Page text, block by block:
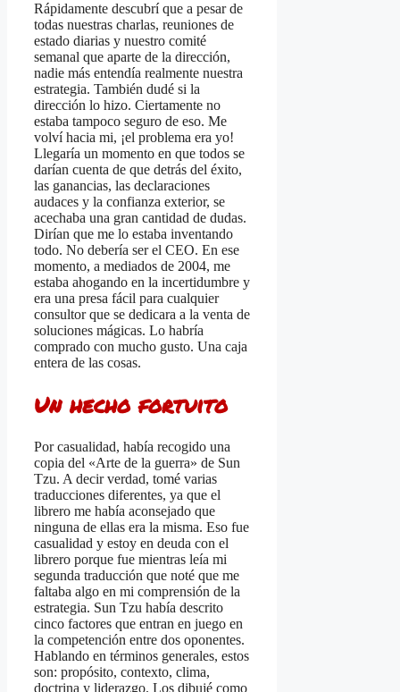
Rápidamente descubrí que a pesar de
todas nuestras charlas, reuniones de
estado diarias y nuestro comité
semanal que aparte de la dirección,
nadie más entendía realmente nuestra
estrategia. También dudé si la
dirección lo hizo. Ciertamente no
estaba tampoco seguro de eso. Me
volví hacia mi, ¡el problema era yo!
Llegaría un momento en que todos se
darían cuenta de que detrás del éxito,
las ganancias, las declaraciones
audaces y la confianza exterior, se
acechaba una gran cantidad de dudas.
Dirían que me lo estaba inventando
todo. No debería ser el CEO. En ese
momento, a mediados de 2004, me
estaba ahogando en la incertidumbre y
era una presa fácil para cualquier
consultor que se dedicara a la venta de
soluciones mágicas. Lo habría
comprado con mucho gusto. Una caja
entera de las cosas.
Un hecho fortuito
Por casualidad, había recogido una
copia del «Arte de la guerra» de Sun
Tzu. A decir verdad, tomé varias
traducciones diferentes, ya que el
librero me había aconsejado que
ninguna de ellas era la misma. Eso fue
casualidad y estoy en deuda con el
librero porque fue mientras leía mi
segunda traducción que noté que me
faltaba algo en mi comprensión de la
estrategia. Sun Tzu había descrito
cinco factores que entran en juego en
la competención entre dos oponentes.
Hablando en términos generales, estos
son: propósito, contexto, clima,
doctrina y liderazgo. Los dibujé como